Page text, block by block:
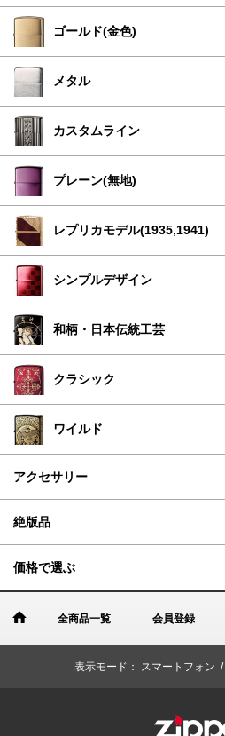
ゴールド(金色)
メタル
カスタムライン
プレーン(無地)
レプリカモデル(1935,1941)
シンプルデザイン
和柄・日本伝統工芸
クラシック
ワイルド
アクセサリー
絶版品
価格で選ぶ
全商品一覧 会員登録
表示モード： スマートフォン /